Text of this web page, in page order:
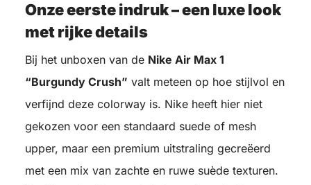
Onze eerste indruk – een luxe look
met rijke details
Bij het unboxen van de Nike Air Max 1
“Burgundy Crush” valt meteen op hoe stijlvol en
verfijnd deze colorway is. Nike heeft hier niet
gekozen voor een standaard suede of mesh
upper, maar een premium uitstraling gecreëerd
met een mix van zachte en ruwe suède texturen.